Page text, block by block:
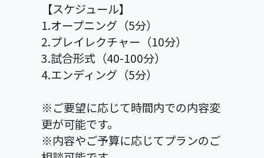
【スケジュール】
1.オープニング（5分）
2.プレイレクチャー（10分）
3.試合形式（40-100分）
4.エンディング（5分）
※ご要望に応じて時間内での内容変
更が可能です。
※内容やご予算に応じてプランのご